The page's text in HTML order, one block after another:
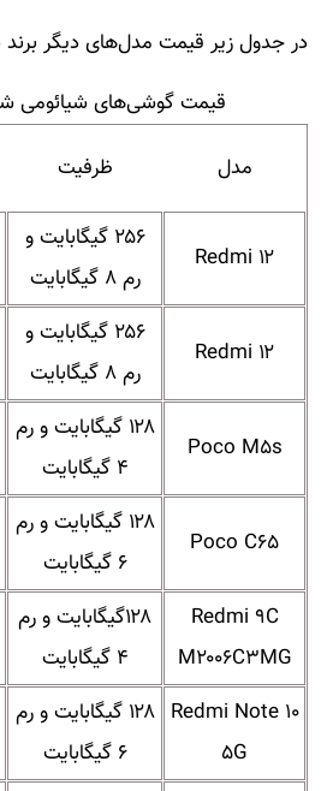
در جدول زیر قیمت مدل‌های دیگر
قیمت گوشی‌های شیائومی
مدل ظرفیت
Redmi ۱۲
۲۵۶ گیگابایت و
رم ۸ گیگابایت
Redmi ۱۲
۲۵۶ گیگابایت و
رم ۸ گیگابایت
Poco M۵s
۱۲۸ گیگابایت و رم
۴ گیگابایت
Poco C۶۵
۱۲۸ گیگابایت و رم
۶ گیگابایت
Redmi ۹C
M۲۰۰۶C۳MG
۱۲۸گیگابایت و رم
۴ گیگابایت
Redmi Note ۱۰
۵G
۱۲۸ گیگابایت و رم
۶ گیگابایت